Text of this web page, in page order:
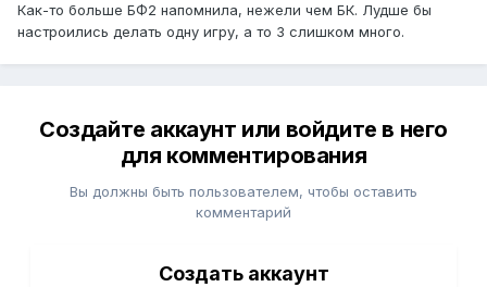
Как-то больше БФ2 напомнила, нежели чем БК. Лудше бы
настроились делать одну игру, а то 3 слишком много.
Создайте аккаунт или войдите в него
для комментирования
Вы должны быть пользователем, чтобы оставить
комментарий
Создать аккаунт